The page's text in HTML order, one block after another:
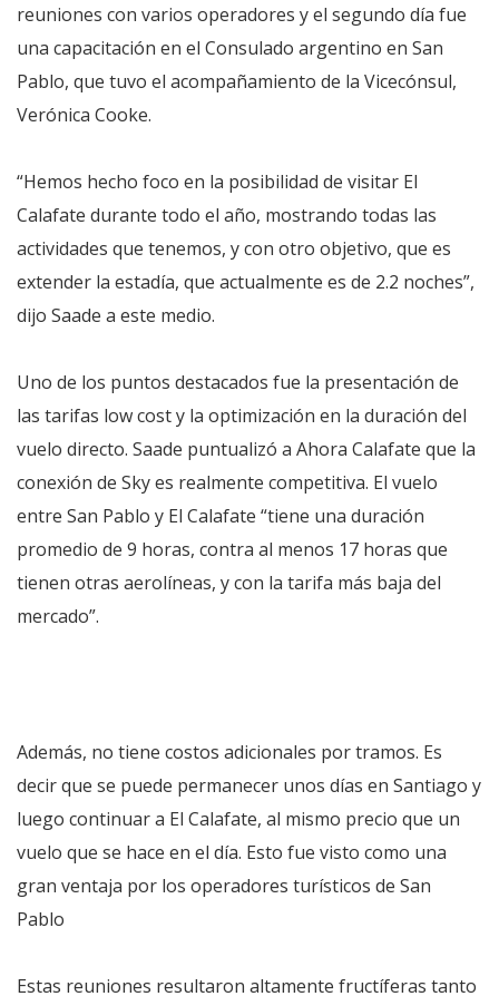
reuniones con varios operadores y el segundo día fue
una capacitación en el Consulado argentino en San
Pablo, que tuvo el acompañamiento de la Vicecónsul,
Verónica Cooke.
“Hemos hecho foco en la posibilidad de visitar El
Calafate durante todo el año, mostrando todas las
actividades que tenemos, y con otro objetivo, que es
extender la estadía, que actualmente es de 2.2 noches”,
dijo Saade a este medio.
Uno de los puntos destacados fue la presentación de
las tarifas low cost y la optimización en la duración del
vuelo directo. Saade puntualizó a Ahora Calafate que la
conexión de Sky es realmente competitiva. El vuelo
entre San Pablo y El Calafate “tiene una duración
promedio de 9 horas, contra al menos 17 horas que
tienen otras aerolíneas, y con la tarifa más baja del
mercado”.
Además, no tiene costos adicionales por tramos. Es
decir que se puede permanecer unos días en Santiago y
luego continuar a El Calafate, al mismo precio que un
vuelo que se hace en el día. Esto fue visto como una
gran ventaja por los operadores turísticos de San
Pablo
Estas reuniones resultaron altamente fructíferas tanto